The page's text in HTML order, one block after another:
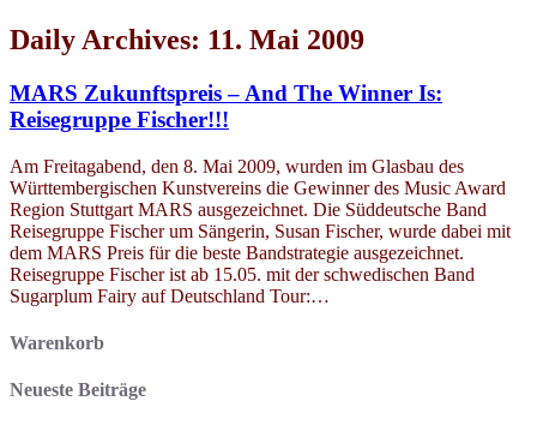
Daily Archives: 11. Mai 2009
MARS Zukunftspreis – And The Winner Is:
Reisegruppe Fischer!!!
Am Freitagabend, den 8. Mai 2009, wurden im Glasbau des
Württembergischen Kunstvereins die Gewinner des Music Award
Region Stuttgart MARS ausgezeichnet. Die Süddeutsche Band
Reisegruppe Fischer um Sängerin, Susan Fischer, wurde dabei mit
dem MARS Preis für die beste Bandstrategie ausgezeichnet.
Reisegruppe Fischer ist ab 15.05. mit der schwedischen Band
Sugarplum Fairy auf Deutschland Tour:…
Warenkorb
Neueste Beiträge